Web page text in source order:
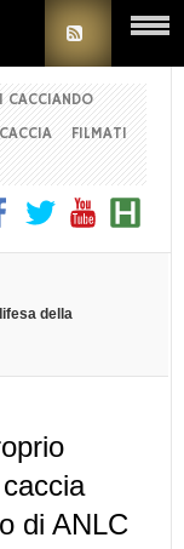
CACCIANDO
FILMATI
della
di ANLC